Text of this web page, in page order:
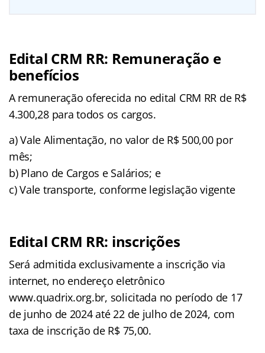
Edital CRM RR: Remuneração e
benefícios
A remuneração oferecida no edital CRM RR de R$
4.300,28 para todos os cargos.
a) Vale Alimentação, no valor de R$ 500,00 por
mês;
b) Plano de Cargos e Salários; e
c) Vale transporte, conforme legislação vigente
Edital CRM RR: inscrições
Será admitida exclusivamente a inscrição via
internet, no endereço eletrônico
www.quadrix.org.br, solicitada no período de 17
de junho de 2024 até 22 de julho de 2024, com
taxa de inscrição de R$ 75,00.